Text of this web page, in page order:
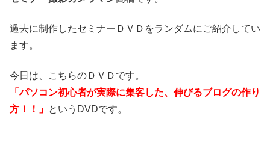
過去に制作したセミナーＤＶＤをランダムにご紹介してい
ます。
今日は、こちらのＤＶＤです。
「パソコン初心者が実際に集客した、伸びるブログの作り
方！！」 というDVDです。